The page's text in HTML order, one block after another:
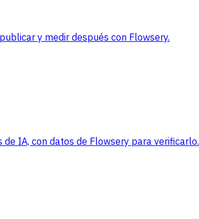
y medir después con Flowsery.
IA, con datos de Flowsery para verificarlo.